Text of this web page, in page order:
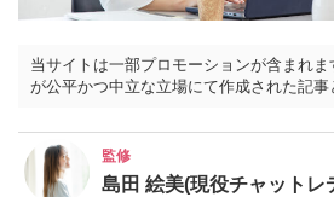
当サイトは一部プロモーションが含まれ
が公平かつ中立な立場にて作成された記事
監修
島田 絵美(現役チャットレ